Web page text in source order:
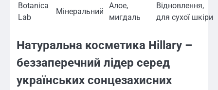
Botanica
Lab
Мінеральний
Алое,
мигдаль
Відновлення,
для сухої шкіри
Натуральна косметика Hillary –
беззаперечний лідер серед
українських сонцезахисних